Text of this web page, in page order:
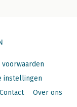
instellingen
Over ons